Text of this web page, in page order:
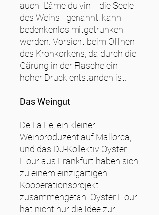
auch "L'âme du vin" - die Seele
des Weins - genannt, kann
bedenkenlos mitgetrunken
werden. Vorsicht beim Öffnen
des Kronkorkens, da durch die
Gärung in der Flasche ein
hoher Druck entstanden ist.
Das Weingut
De La Fe, ein kleiner
Weinproduzent auf Mallorca,
und das DJ-Kollektiv Oyster
Hour aus Frankfurt haben sich
zu einem einzigartigen
Kooperationsprojekt
zusammengetan. Oyster Hour
hat nicht nur die Idee zur